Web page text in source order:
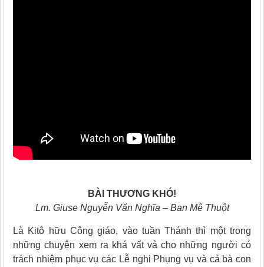
BÀI THƯƠNG KHÓ!
Lm. Giuse Nguyễn Văn Nghĩa – Ban Mê Thuột
Là Kitô hữu Công giáo, vào tuần Thánh thì một trong
những chuyện xem ra khá vất vả cho những người có
trách nhiệm phục vụ các Lễ nghi Phụng vụ và cả bà con